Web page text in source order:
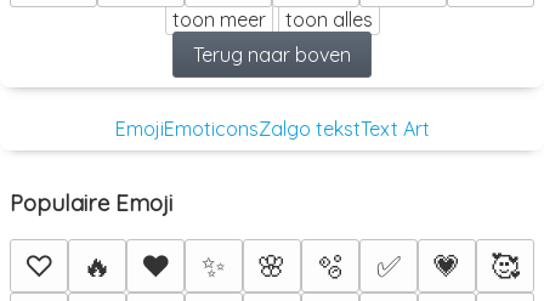
toon meer
toon alles
Terug naar boven
EmojiEmoticonsZalgo tekstText Art
Populaire Emoji
♡ 🔥 ❤️ ✨ 🌸 🫧 ✅ 💗
🥰